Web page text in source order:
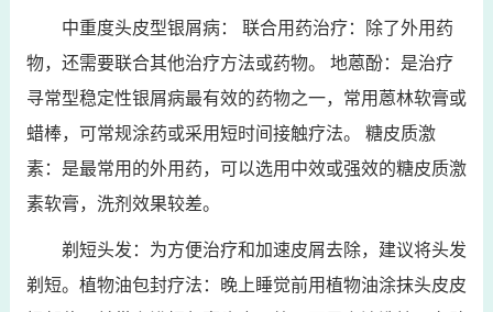
中重度头皮型银屑病： 联合用药治疗：除了外用药
物，还需要联合其他治疗方法或药物。 地蒽酚：是治疗
寻常型稳定性银屑病最有效的药物之一，常用蒽林软膏或
蜡棒，可常规涂药或采用短时间接触疗法。 糖皮质激
素：是最常用的外用药，可以选用中效或强效的糖皮质激
素软膏，洗剂效果较差。
剃短头发：为方便治疗和加速皮屑去除，建议将头发
剃短。植物油包封疗法：晚上睡觉前用植物油涂抹头皮皮